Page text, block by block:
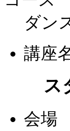
ダン
講座
ス
会場